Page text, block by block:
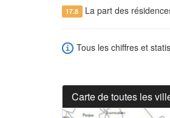
17.8 La part des
Tous les chiffres et
Carte de toutes les